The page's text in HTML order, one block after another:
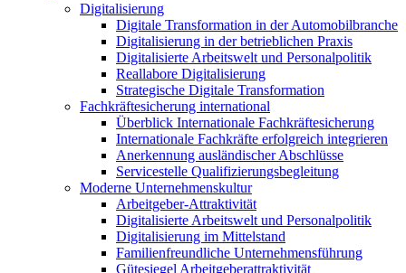
Digitalisierung
Digitale Transformation in der Automobilbranche
Digitalisierung in der betrieblichen Praxis
Digitalisierte Arbeitswelt und Personalpolitik
Reallabore Digitalisierung
Strategische Digitale Transformation
Fachkräftesicherung international
Überblick Internationale Fachkräftesicherung
Internationale Fachkräfte erfolgreich integrieren
Anerkennung ausländischer Abschlüsse
Servicestelle Qualifizierungsbegleitung
Moderne Unternehmenskultur
Arbeitgeber-Attraktivität
Digitalisierte Arbeitswelt und Personalpolitik
Digitalisierung im Mittelstand
Familienfreundliche Unternehmensführung
Gütesiegel Arbeitgeberattraktivität